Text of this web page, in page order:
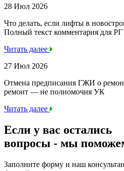
28 Июл 2026
Что делать, если лифты в
Полный текст комментария для
Читать далее
27 Июл 2026
Отмена предписания ГЖИ о
ремонт — не полномочия УК
Читать далее
Если у вас остались
вопросы - мы
Заполните форму и наш